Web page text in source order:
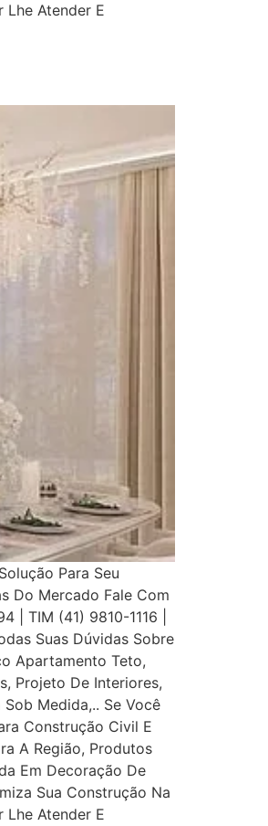
Lhe Atender E
Para Seu
Do Mercado Fale Com
| TIM (41) 9810-1116 |
Suas Dúvidas Sobre
Apartamento Teto,
Projeto De Interiores,
Medida,.. Se Você
Construção Civil E
A Região, Produtos
Em Decoração De
Sua Construção Na
Lhe Atender E